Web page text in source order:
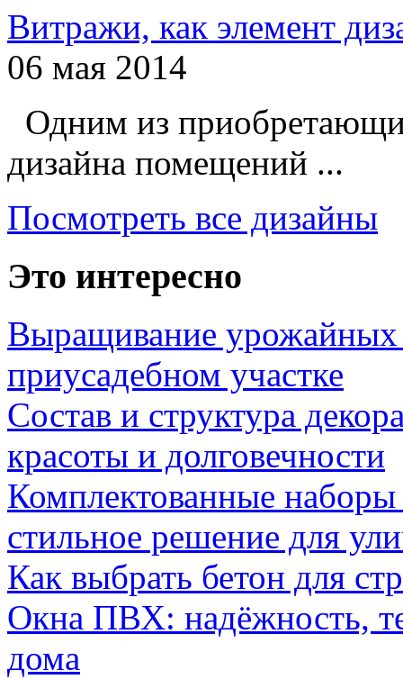
Витражи, как элемент
06 мая 2014
Одним из
дизайна помещений ...
Посмотреть все дизайны
Это интересно
Выращивание урожайных
приусадебном участке
Состав и структура
красоты и долговечности
Комплектованные наборы
стильное решение для
Как выбрать бетон для
Окна ПВХ: надёжность,
дома